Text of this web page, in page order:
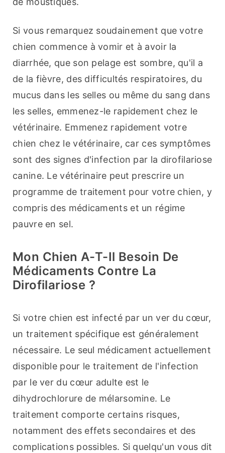
Si vous remarquez soudainement que votre
chien commence à vomir et à avoir la
diarrhée, que son pelage est sombre, qu'il a
de la fièvre, des difficultés respiratoires, du
mucus dans les selles ou même du sang dans
les selles, emmenez-le rapidement chez le
vétérinaire. Emmenez rapidement votre
chien chez le vétérinaire, car ces symptômes
sont des signes d'infection par la dirofilariose
canine. Le vétérinaire peut prescrire un
programme de traitement pour votre chien, y
compris des médicaments et un régime
pauvre en sel.
Mon Chien A-T-Il Besoin De
Médicaments Contre La
Dirofilariose ?
Si votre chien est infecté par un ver du cœur,
un traitement spécifique est généralement
nécessaire. Le seul médicament actuellement
disponible pour le traitement de l'infection
par le ver du cœur adulte est le
dihydrochlorure de mélarsomine. Le
traitement comporte certains risques,
notamment des effets secondaires et des
complications possibles. Si quelqu'un vous dit